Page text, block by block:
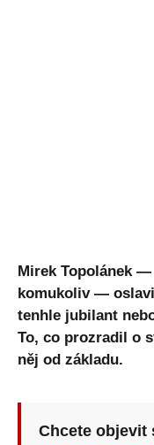
Mirek Topolánek
komukoliv —
tenhle jubilant
To, co prozradil o
něj od základu.
Chcete objevit